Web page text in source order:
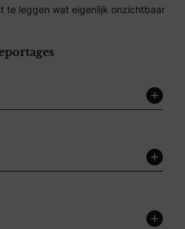
te leggen wat eigenlijk onzichtbaar
weten als geen ander
liefdevolle momenten in je
passie en met een eigen(wijze) blik
écht!
onvergetelijk te maken! Als jullie
journalistieke benadering van
klaar om jullie te helpen en al
Samen kunnen we jullie